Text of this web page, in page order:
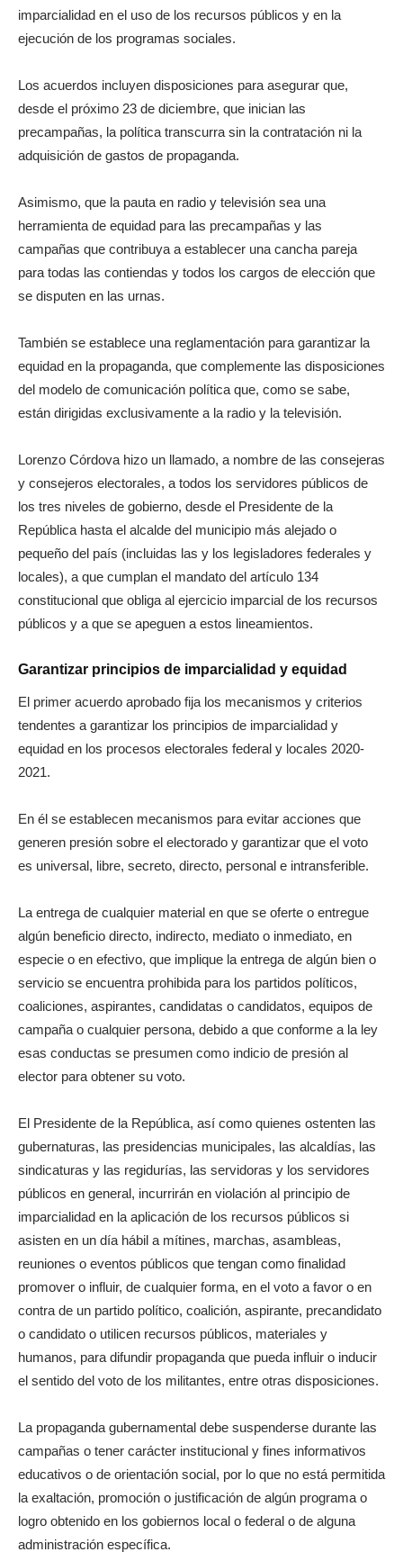
imparcialidad en el uso de los recursos públicos y en la
ejecución de los programas sociales.
Los acuerdos incluyen disposiciones para asegurar que,
desde el próximo 23 de diciembre, que inician las
precampañas, la política transcurra sin la contratación ni la
adquisición de gastos de propaganda.
Asimismo, que la pauta en radio y televisión sea una
herramienta de equidad para las precampañas y las
campañas que contribuya a establecer una cancha pareja
para todas las contiendas y todos los cargos de elección que
se disputen en las urnas.
También se establece una reglamentación para garantizar la
equidad en la propaganda, que complemente las disposiciones
del modelo de comunicación política que, como se sabe,
están dirigidas exclusivamente a la radio y la televisión.
Lorenzo Córdova hizo un llamado, a nombre de las consejeras
y consejeros electorales, a todos los servidores públicos de
los tres niveles de gobierno, desde el Presidente de la
República hasta el alcalde del municipio más alejado o
pequeño del país (incluidas las y los legisladores federales y
locales), a que cumplan el mandato del artículo 134
constitucional que obliga al ejercicio imparcial de los recursos
públicos y a que se apeguen a estos lineamientos.
Garantizar principios de imparcialidad y equidad
El primer acuerdo aprobado fija los mecanismos y criterios
tendentes a garantizar los principios de imparcialidad y
equidad en los procesos electorales federal y locales 2020-
2021.
En él se establecen mecanismos para evitar acciones que
generen presión sobre el electorado y garantizar que el voto
es universal, libre, secreto, directo, personal e intransferible.
La entrega de cualquier material en que se oferte o entregue
algún beneficio directo, indirecto, mediato o inmediato, en
especie o en efectivo, que implique la entrega de algún bien o
servicio se encuentra prohibida para los partidos políticos,
coaliciones, aspirantes, candidatas o candidatos, equipos de
campaña o cualquier persona, debido a que conforme a la ley
esas conductas se presumen como indicio de presión al
elector para obtener su voto.
El Presidente de la República, así como quienes ostenten las
gubernaturas, las presidencias municipales, las alcaldías, las
sindicaturas y las regidurías, las servidoras y los servidores
públicos en general, incurrirán en violación al principio de
imparcialidad en la aplicación de los recursos públicos si
asisten en un día hábil a mítines, marchas, asambleas,
reuniones o eventos públicos que tengan como finalidad
promover o influir, de cualquier forma, en el voto a favor o en
contra de un partido político, coalición, aspirante, precandidato
o candidato o utilicen recursos públicos, materiales y
humanos, para difundir propaganda que pueda influir o inducir
el sentido del voto de los militantes, entre otras disposiciones.
La propaganda gubernamental debe suspenderse durante las
campañas o tener carácter institucional y fines informativos
educativos o de orientación social, por lo que no está permitida
la exaltación, promoción o justificación de algún programa o
logro obtenido en los gobiernos local o federal o de alguna
administración específica.